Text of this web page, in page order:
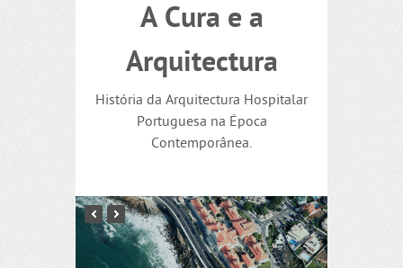
A Cura e a
Arquitectura
História da Arquitectura Hospitalar
Portuguesa na Época
Contemporânea.